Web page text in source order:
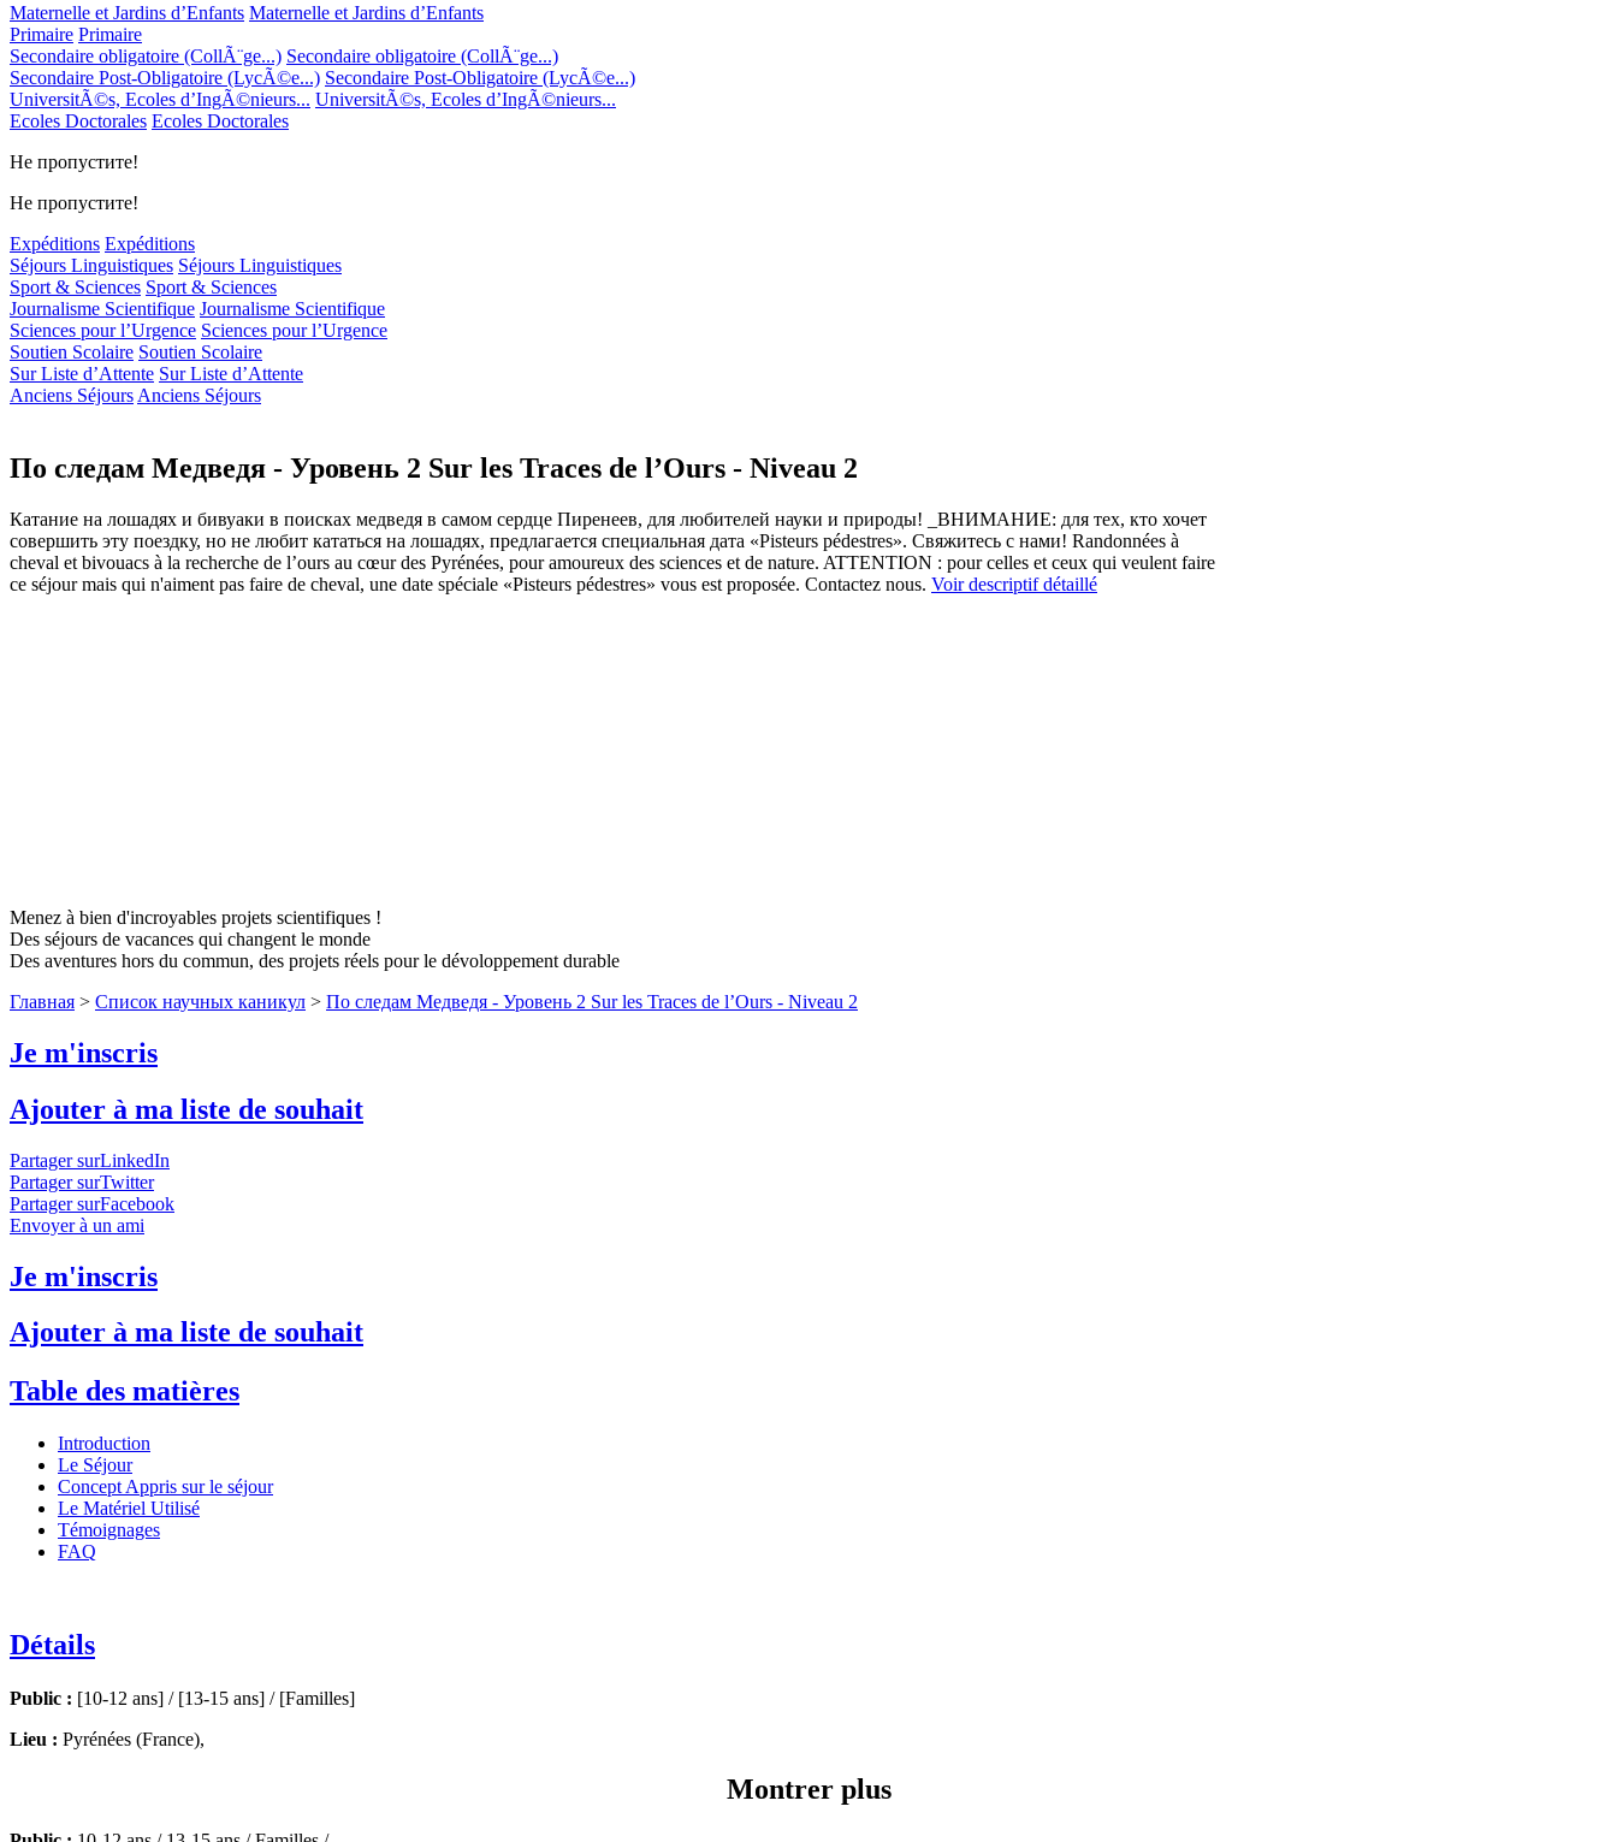
Maternelle et Jardins d’Enfants Maternelle et Jardins d’Enfants
Primaire Primaire
Secondaire obligatoire (CollÃ¨ge...) Secondaire obligatoire (CollÃ¨ge...)
Secondaire Post-Obligatoire (LycÃ©e...) Secondaire Post-Obligatoire (LycÃ©e...)
UniversitÃ©s, Ecoles d’IngÃ©nieurs... UniversitÃ©s, Ecoles d’IngÃ©nieurs...
Ecoles Doctorales Ecoles Doctorales
Не пропустите!
Не пропустите!
Expéditions Expéditions
Séjours Linguistiques Séjours Linguistiques
Sport & Sciences Sport & Sciences
Journalisme Scientifique Journalisme Scientifique
Sciences pour l’Urgence Sciences pour l’Urgence
Soutien Scolaire Soutien Scolaire
Sur Liste d’Attente Sur Liste d’Attente
Anciens Séjours Anciens Séjours
По следам Медведя - Уровень 2 Sur les Traces de l’Ours - Niveau 2
Катание на лошадях и бивуаки в поисках медведя в самом сердце Пиренеев, для любителей науки и природы! _ВНИМАНИЕ: для тех, кто хочет
совершить эту поездку, но не любит кататься на лошадях, предлагается специальная дата «Pisteurs pédestres». Свяжитесь с нами! Randonnées à
cheval et bivouacs à la recherche de l’ours au cœur des Pyrénées, pour amoureux des sciences et de nature. ATTENTION : pour celles et ceux qui veulent faire
ce séjour mais qui n'aiment pas faire de cheval, une date spéciale «Pisteurs pédestres» vous est proposée. Contactez nous. Voir descriptif détaillé
Menez à bien d'incroyables projets scientifiques !
Des séjours de vacances qui changent le monde
Des aventures hors du commun, des projets réels pour le dévoloppement durable
Главная > Список научных каникул > По следам Медведя - Уровень 2 Sur les Traces de l’Ours - Niveau 2
Je m'inscris
Ajouter à ma liste de souhait
Partager surLinkedIn
Partager surTwitter
Partager surFacebook
Envoyer à un ami
Je m'inscris
Ajouter à ma liste de souhait
Table des matières
Introduction
Le Séjour
Concept Appris sur le séjour
Le Matériel Utilisé
Témoignages
FAQ
Détails
Public : [10-12 ans] / [13-15 ans] / [Familles]
Lieu : Pyrénées (France),
Montrer plus